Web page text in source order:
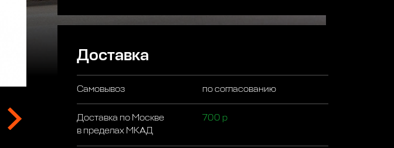
Доставка
Самовывоз по согласованию
Доставка по Москве
в пределах МКАД
700 р